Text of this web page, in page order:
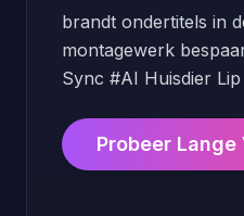
brandt ondertitels in
montagewerk
Sync #AI Huisdier
Probeer Lange